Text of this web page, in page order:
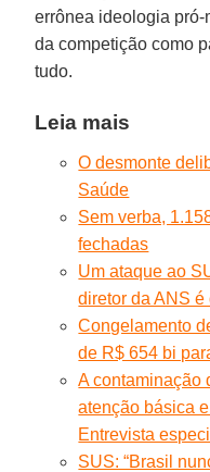
errônea ideologia
da competição como
tudo.
Leia mais
O desmonte
Saúde
Sem verba,
fechadas
Um ataque ao
diretor da ANS
Congelamento
de R$ 654 bi
A contaminação
atenção básica
Entrevista
SUS: “Brasil